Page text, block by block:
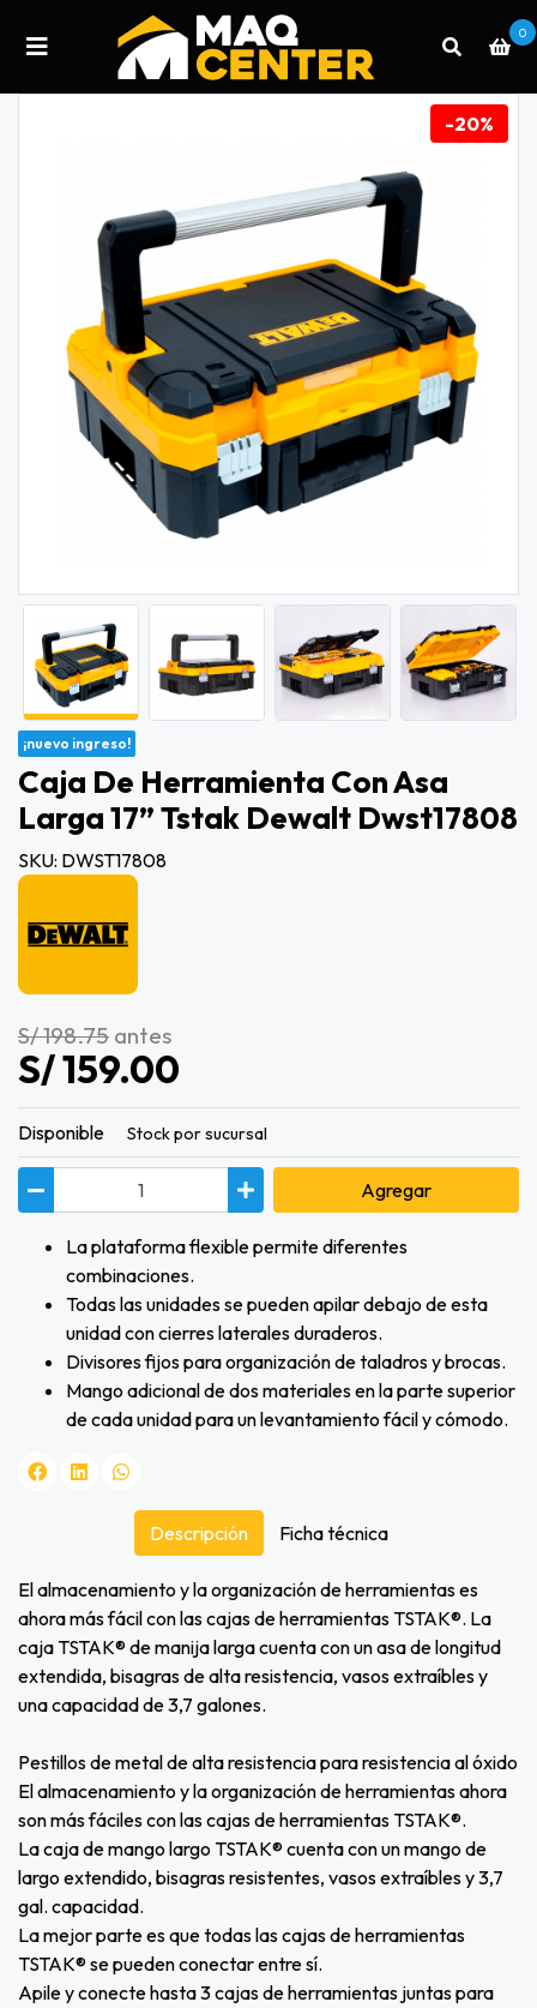
0
-20%
¡nuevo ingreso!
Caja De Herramienta Con Asa
Larga 17” Tstak Dewalt Dwst17808
SKU: DWST17808
S/ 198.75 antes
S/ 159.00
Disponible Stock por sucursal
Agregar
La plataforma flexible permite diferentes
combinaciones.
Todas las unidades se pueden apilar debajo de esta
unidad con cierres laterales duraderos.
Divisores fijos para organización de taladros y brocas.
Mango adicional de dos materiales en la parte superior
de cada unidad para un levantamiento fácil y cómodo.
El almacenamiento y la organización de herramientas es
ahora más fácil con las cajas de herramientas TSTAK®. La
caja TSTAK® de manija larga cuenta con un asa de longitud
extendida, bisagras de alta resistencia, vasos extraíbles y
una capacidad de 3,7 galones.
Pestillos de metal de alta resistencia para resistencia al óxido
El almacenamiento y la organización de herramientas ahora
son más fáciles con las cajas de herramientas TSTAK®.
La caja de mango largo TSTAK® cuenta con un mango de
largo extendido, bisagras resistentes, vasos extraíbles y 3,7
gal. capacidad.
La mejor parte es que todas las cajas de herramientas
TSTAK® se pueden conectar entre sí.
Apile y conecte hasta 3 cajas de herramientas juntas para
Descripción Ficha técnica